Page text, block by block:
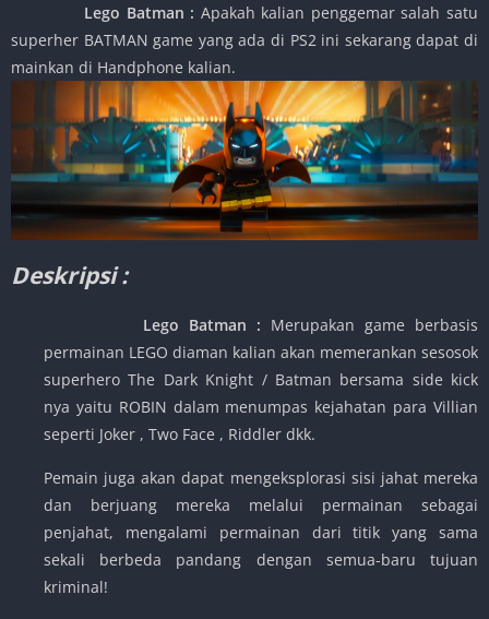
Lego Batman : Apakah kalian penggemar salah satu
superher BATMAN game yang ada di PS2 ini sekarang dapat di
mainkan di Handphone kalian.
Deskripsi :
Lego Batman : Merupakan game berbasis
permainan LEGO diaman kalian akan memerankan sesosok
superhero The Dark Knight / Batman bersama side kick
nya yaitu ROBIN dalam menumpas kejahatan para Villian
seperti Joker , Two Face , Riddler dkk.
Pemain juga akan dapat mengeksplorasi sisi jahat mereka
dan berjuang mereka melalui permainan sebagai
penjahat, mengalami permainan dari titik yang sama
sekali berbeda pandang dengan semua-baru tujuan
kriminal!